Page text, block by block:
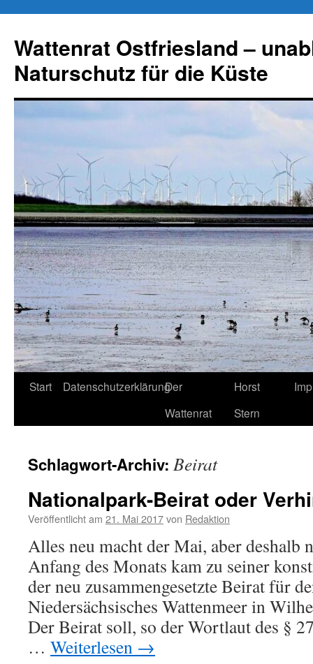
springen
Wattenrat Ostfriesland –
Naturschutz für die Küste
Start DatenschutzerklärungDer
Wattenrat
Horst
Stern
Schlagwort-Archiv: Beirat
Nationalpark-Beirat oder
Veröffentlicht am 21. Mai 2017von Redaktion
Alles neu macht der Mai, aber deshalb
Anfang des Monats kam zu seiner
der neu zusammengesetzte Beirat für
Niedersächsisches Wattenmeer in
Der Beirat soll, so der Wortlaut des §
… Weiterlesen →